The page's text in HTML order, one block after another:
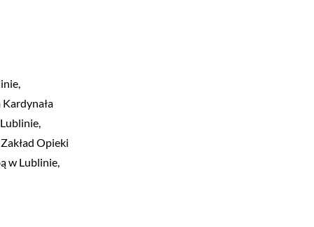
Opieki
w Lublinie,